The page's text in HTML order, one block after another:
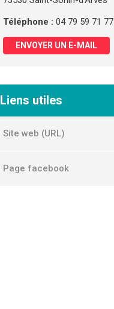
Téléphone : 04 79 59 71 77
ENVOYER UN E-MAIL
Liens utiles
Site web (URL)
Page facebook